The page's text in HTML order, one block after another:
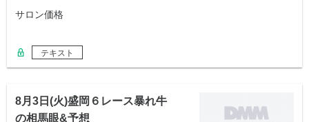
サロン価格
テキスト
8月3日(火)盛岡６レース暴れ牛
の相馬眼&予想